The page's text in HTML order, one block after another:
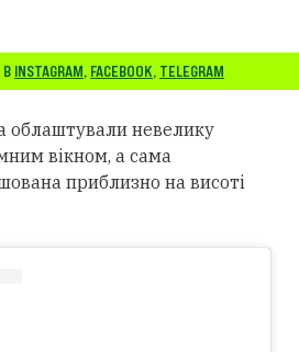
В INSTAGRAM, FACEBOOK, TELEGRAM
облаштували невелику
вікном, а сама
приблизно на висоті